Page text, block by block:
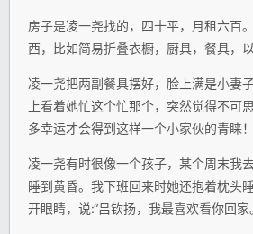
房子是凌一尧找的，四十平，月租六百
西，比如简易折叠衣橱，厨具，餐具，以
凌一尧把两副餐具摆好，脸上满是小妻
上看着她忙这个忙那个，突然觉得不可
多幸运才会得到这样一个小家伙的青睐！
凌一尧有时很像一个孩子，某个周末我
睡到黄昏。我下班回来时她还抱着枕头
开眼睛，说:“吕钦扬，我最喜欢看你回家